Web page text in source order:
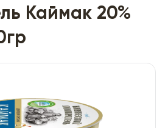
Каймак 20%